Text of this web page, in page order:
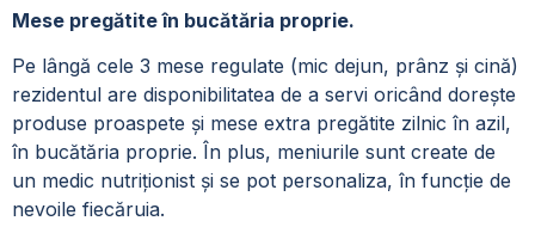
Mese pregătite în bucătăria proprie.
Pe lângă cele 3 mese regulate (mic dejun, prânz și cină)
rezidentul are disponibilitatea de a servi oricând dorește
produse proaspete și mese extra pregătite zilnic în azil,
în bucătăria proprie. În plus, meniurile sunt create de
un medic nutriționist și se pot personaliza, în funcție de
nevoile fiecăruia.